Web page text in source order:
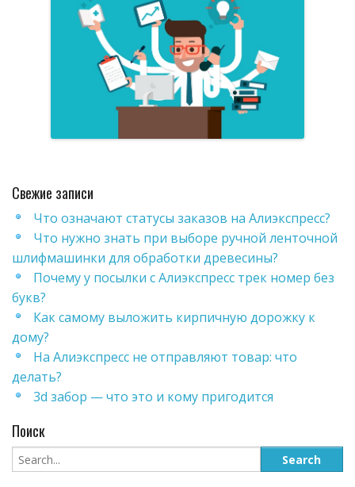
Свежие записи
Что означают статусы заказов на Алиэкспресс?
Что нужно знать при выборе ручной ленточной
шлифмашинки для обработки древесины?
Почему у посылки с Алиэкспресс трек номер без
букв?
Как самому выложить кирпичную дорожку к
дому?
На Алиэкспресс не отправляют товар: что
делать?
3d забор — что это и кому пригодится
Поиск